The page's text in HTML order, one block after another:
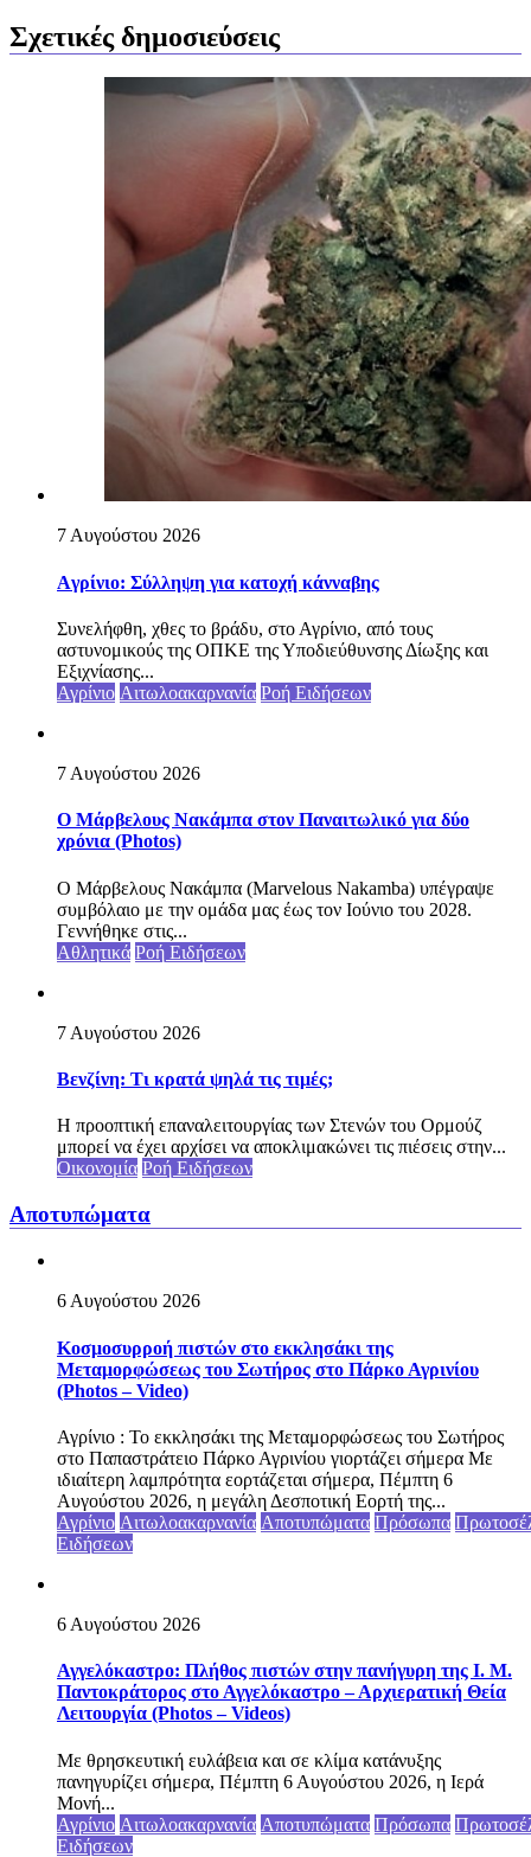
Σχετικές δημοσιεύσεις
7 Αυγούστου 2026
Aγρίνιο: Σύλληψη για κατοχή κάνναβης
Συνελήφθη, χθες το βράδυ, στο Αγρίνιο, από τους
αστυνομικούς της ΟΠΚΕ της Υποδιεύθυνσης Δίωξης και
Εξιχνίασης...
Αγρίνιο Αιτωλοακαρνανία Ροή Ειδήσεων
7 Αυγούστου 2026
Ο Μάρβελους Nακάμπα στον Παναιτωλικό για δύο
χρόνια (Photos)
Ο Μάρβελους Nακάμπα (Marvelous Nakamba) υπέγραψε
συμβόλαιο με την ομάδα μας έως τον Ιούνιο του 2028.
Γεννήθηκε στις...
Αθλητικά Ροή Ειδήσεων
7 Αυγούστου 2026
Βενζίνη: Τι κρατά ψηλά τις τιμές;
Η προοπτική επαναλειτουργίας των Στενών του Ορμούζ
μπορεί να έχει αρχίσει να αποκλιμακώνει τις πιέσεις στην...
Οικονομία Ροή Ειδήσεων
Αποτυπώματα
6 Αυγούστου 2026
Κοσμοσυρροή πιστών στο εκκλησάκι της
Μεταμορφώσεως του Σωτήρος στο Πάρκο Αγρινίου
(Photos – Video)
Αγρίνιο : Το εκκλησάκι της Μεταμορφώσεως του Σωτήρος
στο Παπαστράτειο Πάρκο Αγρινίου γιορτάζει σήμερα Με
ιδιαίτερη λαμπρότητα εορτάζεται σήμερα, Πέμπτη 6
Αυγούστου 2026, η μεγάλη Δεσποτική Εορτή της...
Αγρίνιο Αιτωλοακαρνανία Αποτυπώματα Πρόσωπα
Ειδήσεων
6 Αυγούστου 2026
Αγγελόκαστρο: Πλήθος πιστών στην πανήγυρη της Ι. Μ.
Παντοκράτορος στο Αγγελόκαστρο – Αρχιερατική Θεία
Λειτουργία (Photos – Videos)
Με θρησκευτική ευλάβεια και σε κλίμα κατάνυξης
πανηγυρίζει σήμερα, Πέμπτη 6 Αυγούστου 2026, η Ιερά
Μονή...
Αγρίνιο Αιτωλοακαρνανία Αποτυπώματα Πρόσωπα
Ειδήσεων